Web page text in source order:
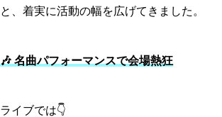
と、着実に活動の幅を広げてきました。
🎶 名曲パフォーマンスで会場熱狂
ライブでは👇